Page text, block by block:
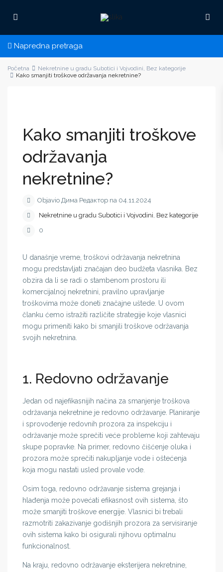
Napredna pretraga
Početna Nekretnine u gradu Subotici i Vojvodini, Bez kategorije
Kako smanjiti troškove održavanja nekretnine?
Kako smanjiti troškove
održavanja
nekretnine?
Objavio Дима Редактор na 04.11.2024
Nekretnine u gradu Subotici i Vojvodini, Bez kategorije
0
U današnje vreme, troškovi održavanja nekretnina
mogu predstavljati značajan deo budžeta vlasnika. Bez
obzira da li se radi o stambenom prostoru ili
komercijalnoj nekretnini, pravilno upravljanje
troškovima može doneti značajne uštede. U ovom
članku ćemo istražiti različite strategije koje vlasnici
mogu primeniti kako bi smanjili troškove održavanja
svojih nekretnina.
1. Redovno održavanje
Jedan od najefikasnijih načina za smanjenje troškova
održavanja nekretnine je redovno održavanje. Planiranje
i sprovođenje redovnih prozora za inspekciju i
održavanje može sprečiti veće probleme koji zahtevaju
skupe popravke. Na primer, redovno čišćenje oluka i
prozora može sprečiti nakupljanje vode i oštećenja
koja mogu nastati usled provale vode.
Osim toga, redovno održavanje sistema grejanja i
hlađenja može povećati efikasnost ovih sistema, što
može smanjiti troškove energije. Vlasnici bi trebali
razmotriti zakazivanje godišnjih prozora za servisiranje
ovih sistema kako bi osigurali njihovu optimalnu
funkcionalnost.
Na kraju, redovno održavanje eksterijera nekretnine,